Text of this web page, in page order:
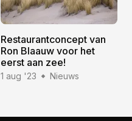
Restaurantconcept van
Ron Blaauw voor het
eerst aan zee!
1 aug '23 Nieuws